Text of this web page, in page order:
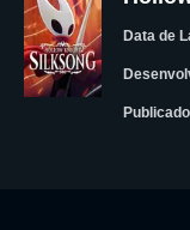
Data de